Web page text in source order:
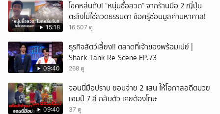
15:18
โชคหล่นทับ! “หนุ่มซื้อลวด” จากร้านมือ 2 ญี่ปุ่น
ตะลึงไม่ใช่ลวดธรรมดา ช็อครู้ซ่อนมูลค่ามหาศาล!
16,507 ดู
09:40
ธุรกิจสัตว์เลี้ยง!! ตลาดที่เจ้าของพร้อมเปย์ |
Shark Tank Re-Scene EP.73
268 ดู
09:40
จอนนี่มือปราบ ยอมจ่าย 2 แสน ให้โอกาสอดีตมวย
แชมป์ 7 สี กลับตัว เคยต้องโทษ
37 ดู